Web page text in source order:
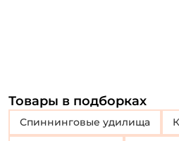
Товары в подборках
Спиннинговые удилища